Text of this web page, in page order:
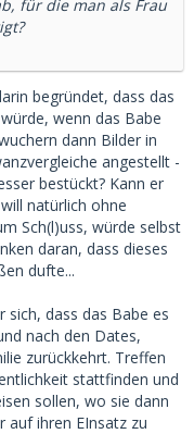
für die man als Frau
begründet, dass das
wenn das Babe
dann Bilder in
angestellt -
bestückt? Kann er
natürlich ohne
Sch(l)uss, würde selbst
daran, dass dieses
dufte...
sich, dass das Babe es
nach den Dates,
zurückkehrt. Treffen
stattfinden und
sollen, wo sie dann
ihren EInsatz zu